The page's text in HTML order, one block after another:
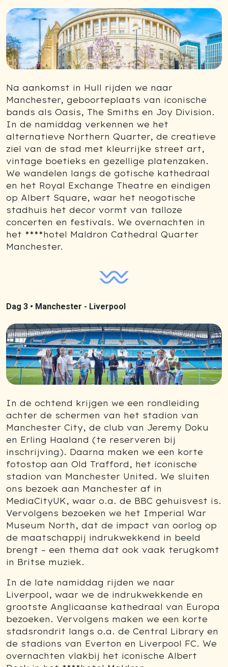
Na aankomst in Hull rijden we naar
Manchester, geboorteplaats van iconische
bands als Oasis, The Smiths en Joy Division.
In de namiddag verkennen we het
alternatieve Northern Quarter, de creatieve
ziel van de stad met kleurrijke street art,
vintage boetieks en gezellige platenzaken.
We wandelen langs de gotische kathedraal
en het Royal Exchange Theatre en eindigen
op Albert Square, waar het neogotische
stadhuis het decor vormt van talloze
concerten en festivals. We overnachten in
het ****hotel Maldron Cathedral Quarter
Manchester.
Dag 3 • Manchester - Liverpool
In de ochtend krijgen we een rondleiding
achter de schermen van het stadion van
Manchester City, de club van Jeremy Doku
en Erling Haaland (te reserveren bij
inschrijving). Daarna maken we een korte
fotostop aan Old Trafford, het iconische
stadion van Manchester United. We sluiten
ons bezoek aan Manchester af in
MediaCityUK, waar o.a. de BBC gehuisvest is.
Vervolgens bezoeken we het Imperial War
Museum North, dat de impact van oorlog op
de maatschappij indrukwekkend in beeld
brengt – een thema dat ook vaak terugkomt
in Britse muziek.
In de late namiddag rijden we naar
Liverpool, waar we de indrukwekkende en
grootste Anglicaanse kathedraal van Europa
bezoeken. Vervolgens maken we een korte
stadsrondrit langs o.a. de Central Library en
de stadions van Everton en Liverpool FC. We
overnachten vlakbij het iconische Albert